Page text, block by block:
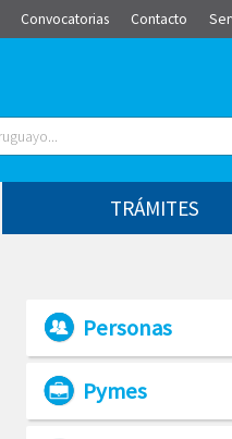
Convocatorias Contacto
TRÁMITES
Personas
Pymes